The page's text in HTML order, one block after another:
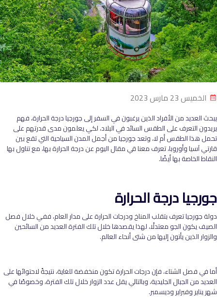
الخميس 23 مارس 2023
يبحث العديد من الأفراد الذين يرغبون في السفر إلى جورجيا درجة الحرارة، فهم
يريدون التعرف على الطقس السائد في البلاد، لكي يعلمون مدى قدرتهم على
تحمل هذا الطقس أم لا، وتعد جورجيا من أجمل المدن السياحية التي تقع بين
قارتي آسيا وأوروبا، تعرف معنا قي مقال اليوم عن درجة الحرارة بها، مع تناول بها
النقاط الخاصة بها أيضًا.
جورجيا درجة الحرارة
دولة جورجيا تعرف بتقلب المناخ ودرجات الحرارة على مدار العام، ففي خلال فصل
الصيف يكون الجو معتدلًا، لهذا يقصدها خلال تلك الفترة العديد من السائحين
والزوار الذين يأتون إليها من شتى أنحاء العالم.
أما في فصل الشتاء، فإن درجات الحرارة تكون منخفضة للغاية، نتيجةً لاحتوائها على
العديد من الجبال الجليدية، وبالتالي يقل عدد الزوار خلال تلك الفترة، وخصوصًا في
شهر يناير وفبراير وديسمبر.